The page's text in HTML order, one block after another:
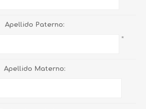
Apellido Paterno:
*
Apellido Materno: